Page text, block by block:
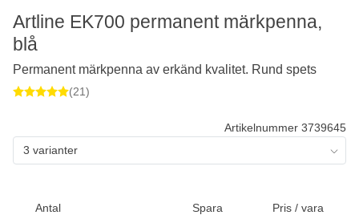
Artikelnummer 3739645
3 varianter
Antal Spara Pris / vara
Artline EK700 permanent märkpenna,
blå
Permanent märkpenna av erkänd kvalitet. Rund spets
(21)